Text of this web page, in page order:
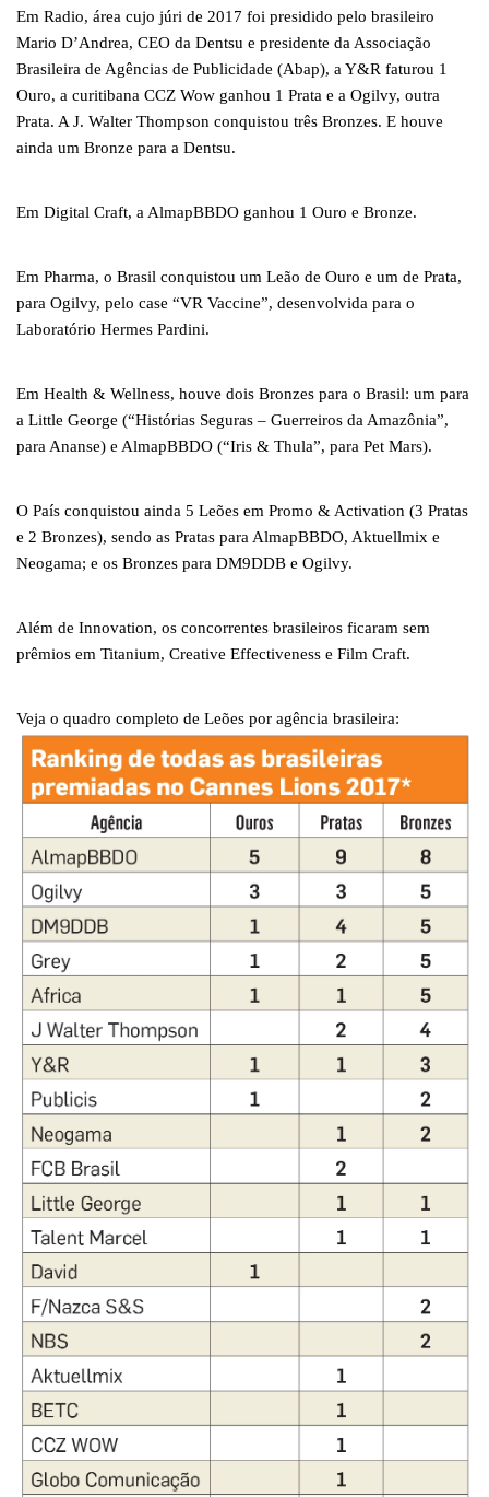
Em Radio, área cujo júri de 2017 foi presidido pelo brasileiro
Mario D’Andrea, CEO da Dentsu e presidente da Associação
Brasileira de Agências de Publicidade (Abap), a Y&R faturou 1
Ouro, a curitibana CCZ Wow ganhou 1 Prata e a Ogilvy, outra
Prata. A J. Walter Thompson conquistou três Bronzes. E houve
ainda um Bronze para a Dentsu.
Em Digital Craft, a AlmapBBDO ganhou 1 Ouro e Bronze.
Em Pharma, o Brasil conquistou um Leão de Ouro e um de Prata,
para Ogilvy, pelo case “VR Vaccine”, desenvolvida para o
Laboratório Hermes Pardini.
Em Health & Wellness, houve dois Bronzes para o Brasil: um para
a Little George (“Histórias Seguras – Guerreiros da Amazônia”,
para Ananse) e AlmapBBDO (“Iris & Thula”, para Pet Mars).
O País conquistou ainda 5 Leões em Promo & Activation (3 Pratas
e 2 Bronzes), sendo as Pratas para AlmapBBDO, Aktuellmix e
Neogama; e os Bronzes para DM9DDB e Ogilvy.
Além de Innovation, os concorrentes brasileiros ficaram sem
prêmios em Titanium, Creative Effectiveness e Film Craft.
Veja o quadro completo de Leões por agência brasileira: